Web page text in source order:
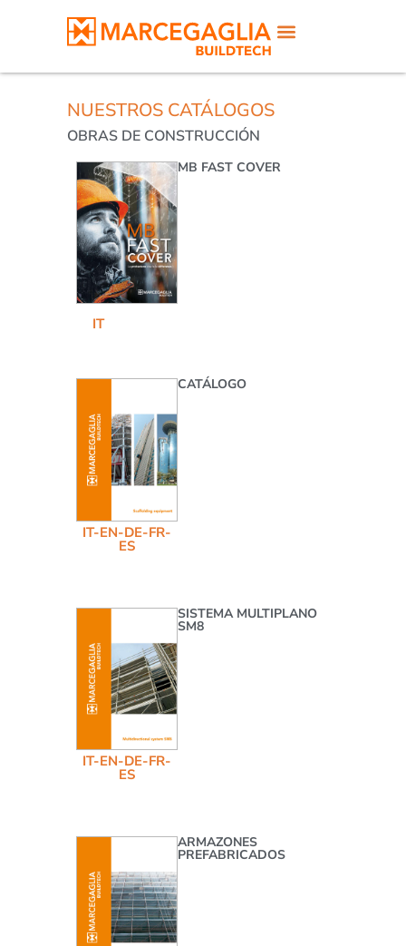
NUESTROS CATÁLOGOS
OBRAS DE CONSTRUCCIÓN
IT
MB FAST COVER
IT-EN-DE-FR-
ES
CATÁLOGO
IT-EN-DE-FR-
ES
SISTEMA MULTIPLANO
SM8
ARMAZONES
PREFABRICADOS